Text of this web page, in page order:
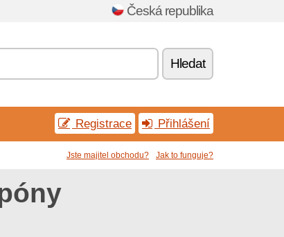
Česká republika
Hledat
Registrace Přihlášení
Jste majitel obchodu? Jak to funguje?